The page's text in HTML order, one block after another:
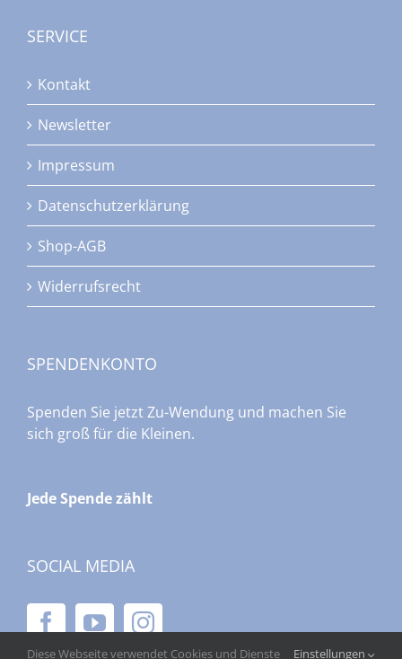
SERVICE
Kontakt
Newsletter
Impressum
Datenschutzerklärung
Shop-AGB
Widerrufsrecht
SPENDENKONTO
Spenden Sie jetzt Zu-Wendung und machen Sie
sich groß für die Kleinen.
Jede Spende zählt
SOCIAL MEDIA
Diese Webseite verwendet Cookies und Dienste Einstellungen